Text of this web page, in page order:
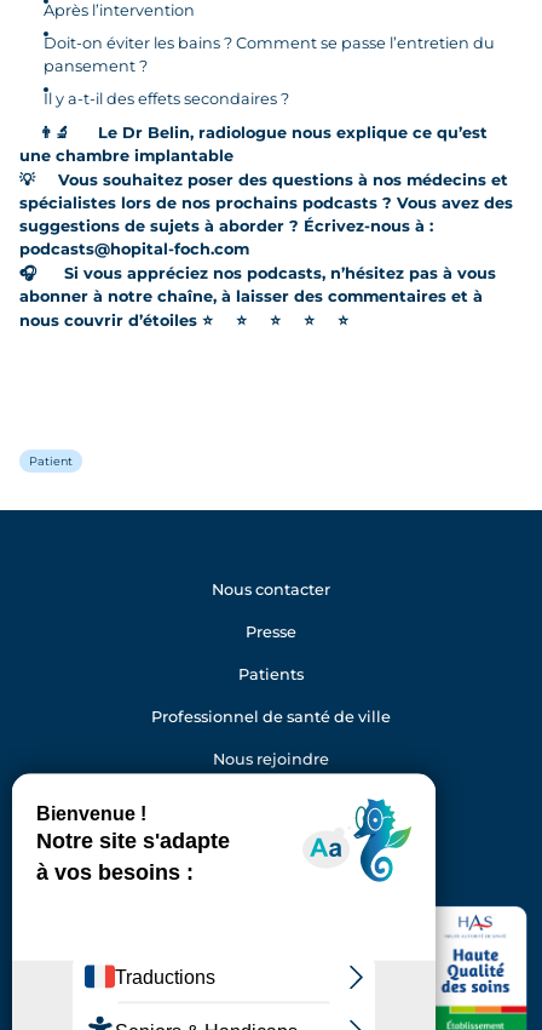
Après l’intervention
Doit-on éviter les bains ? Comment se passe l’entretien du
pansement ?
Il y a-t-il des effets secondaires ?
👨‍🔬
Le Dr Belin, radiologue nous explique ce qu’est
une chambre implantable
💡
Vous souhaitez poser des questions à nos médecins et
spécialistes lors de nos prochains podcasts ? Vous avez des
suggestions de sujets à aborder ? Écrivez-nous à :
podcasts@hopital-foch.com
🎧
Si vous appréciez nos podcasts, n’hésitez pas à vous
abonner à notre chaîne, à laisser des commentaires et à
nous couvrir d’étoiles ⭐ ⭐ ⭐ ⭐ ⭐
Patient
92150 Suresnes
Standard : 01 46 25 20 00
Nous contacter
Presse
Patients
Professionnel de santé de ville
Nous rejoindre
LinkedInInstagram